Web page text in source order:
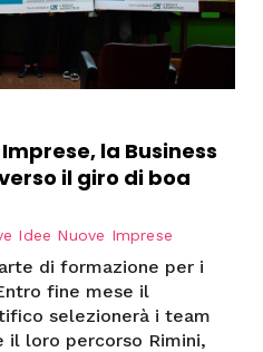
la Business
il giro di boa
Idee Nuove Imprese
di formazione per i
fine mese il
selezionerà i team
il loro percorso Rimini,